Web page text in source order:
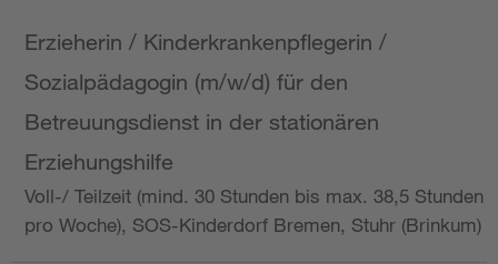
Erzieherin / Kinderkrankenpflegerin /
Sozialpädagogin (m/w/d) für den
Betreuungsdienst in der stationären
Erziehungshilfe
Voll-/ Teilzeit (mind. 30 Stunden bis max. 38,5 Stunden
pro Woche), SOS-Kinderdorf Bremen, Stuhr (Brinkum)